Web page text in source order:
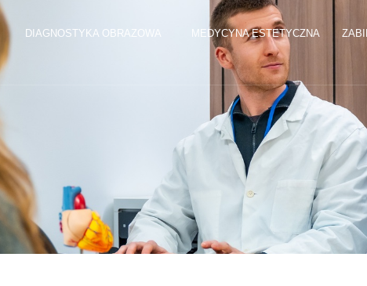
DIAGNOSTYKA OBRAZOWA MEDYCYNA ESTETYCZNA